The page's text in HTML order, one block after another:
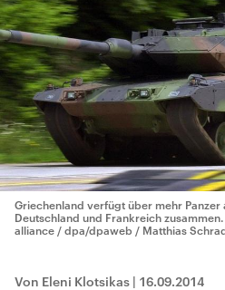
Griechenland verfügt über mehr Panzer
Deutschland und Frankreich zusammen.
alliance / dpa/dpaweb / Matthias
Von Eleni Klotsikas | 16.09.2014